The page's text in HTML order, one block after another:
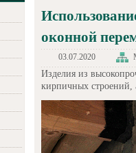
оконной
03.07.2020
Изделия из
кирпичных строений,